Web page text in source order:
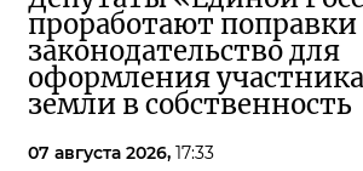
проработают поправки
законодательство для
оформления
земли в собственность
07 августа 2026, 17:33